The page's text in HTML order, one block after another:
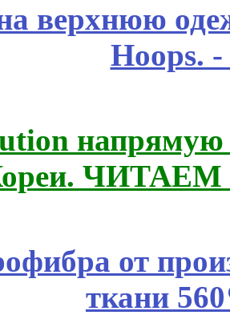
верхнюю
Hoops.
от
ткани